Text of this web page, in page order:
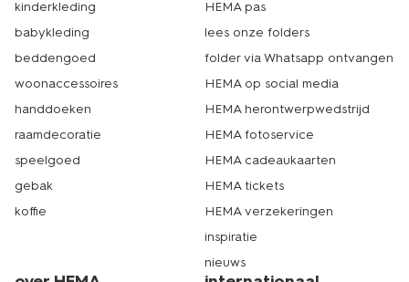
kindercadeau voor een 9-jarige uitkiezen en online
bestellen. Bestel er dan gelijk mooi inpakpapier en een
sierlijk
cadeau lint
je jouw cadeau snel in huis. Wil je de cadeaus voor een
kind van 9 jaar liever in het echt uitzoeken? Je kunt
winkels. Met ruim 500 filialen is er altijd wel een HEMA bij
jou in de buurt. Echt HEMA.
kinderkleding
babykleding
beddengoed
woonaccessoires
handdoeken
raamdecoratie
speelgoed
gebak
koffie
HEMA pas
lees onze folders
folder via Whatsapp ontvangen
HEMA op social media
HEMA herontwerpwedstrijd
HEMA fotoservice
HEMA cadeaukaarten
HEMA tickets
HEMA verzekeringen
inspiratie
nieuws